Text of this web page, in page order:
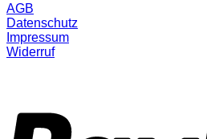
AGB
Datenschutz
Impressum
Widerruf